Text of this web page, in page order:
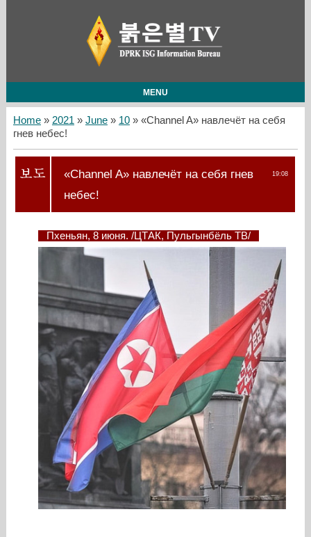
MENU
Home» 2021 » June » 10» «Channel A» навлечёт на себя
гнев небес!
19:08
«Channel A» навлечёт на себя гнев
небес!
Пхеньян, 8 июня. /ЦТАК, Пульгынбёль ТВ/